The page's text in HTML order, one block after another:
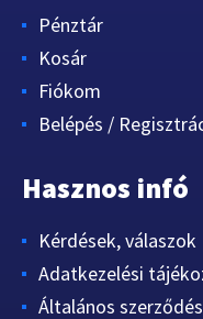
Pénztár
Kosár
Fiókom
Belépés /
Hasznos infó
Kérdések, válaszok
Adatkezelési
Általános